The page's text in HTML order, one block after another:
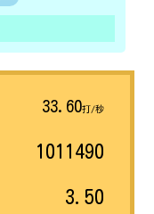
33.60打/秒
1011490
3.50